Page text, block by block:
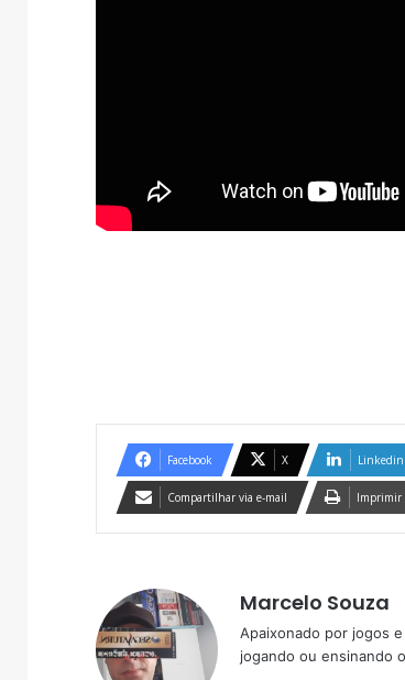
Facebook X Linkedin
Compartilhar via e-mail Imprimir
Marcelo Souza
Apaixonado por jogos
jogando ou ensinando